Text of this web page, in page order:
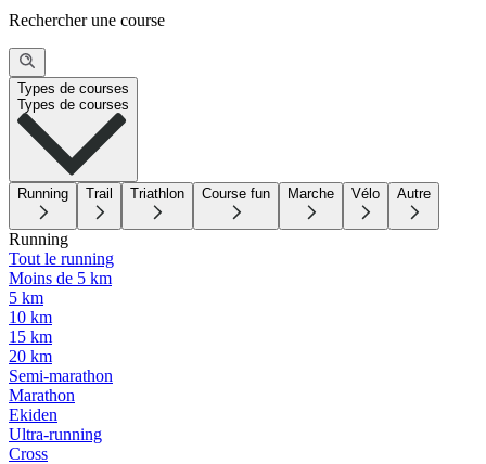
Rechercher une course
Types de courses
Types de courses
Running Trail Triathlon Course fun Marche Vélo Autre
Running
Tout le running
Moins de 5 km
5 km
10 km
15 km
20 km
Semi-marathon
Marathon
Ekiden
Ultra-running
Cross